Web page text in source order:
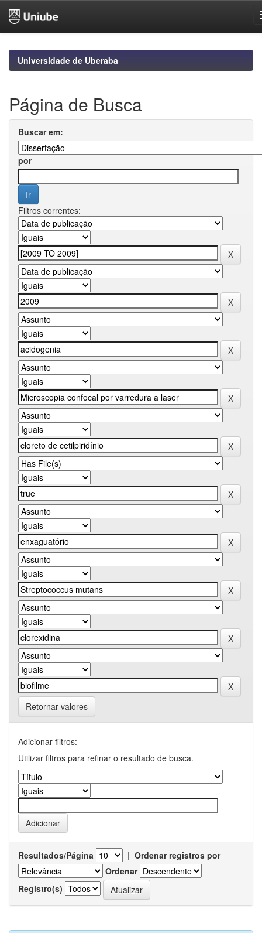
navigationUniversidade de Uberaba
Página de Busca
Buscar em:
por
Filtros correntes:
Retornar valores
Adicionar filtros:
Utilizar filtros para refinar o resultado de busca.
Resultados/Página | Ordenar registros por
Ordenar
Registro(s)